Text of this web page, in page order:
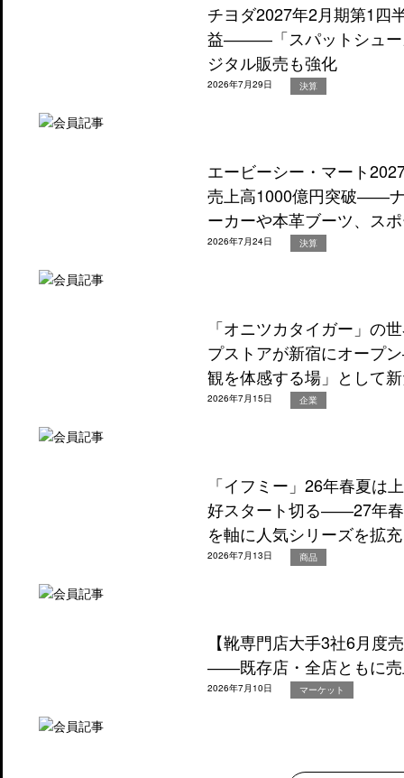
チヨダ2027年2月期第1四
益―――「スパットシュー
ジタル販売も強化
2026年7月29日 決算
エービーシー・マート
売上高1000億円突破――
ーカーや本革ブーツ、ス
2026年7月24日 決算
「オニツカタイガー」の
プストアが新宿にオープ
観を体感する場」として
2026年7月15日 企業
「イフミー」26年春夏は
好スタート切る――27年
を軸に人気シリーズを拡充
2026年7月13日 商品
【靴専門店大手3社6月度
――既存店・全店ともに売
2026年7月10日 マーケット